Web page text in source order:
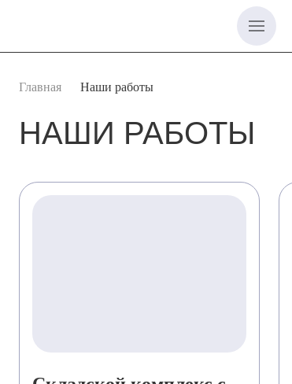
Главная Наши работы
НАШИ РАБОТЫ